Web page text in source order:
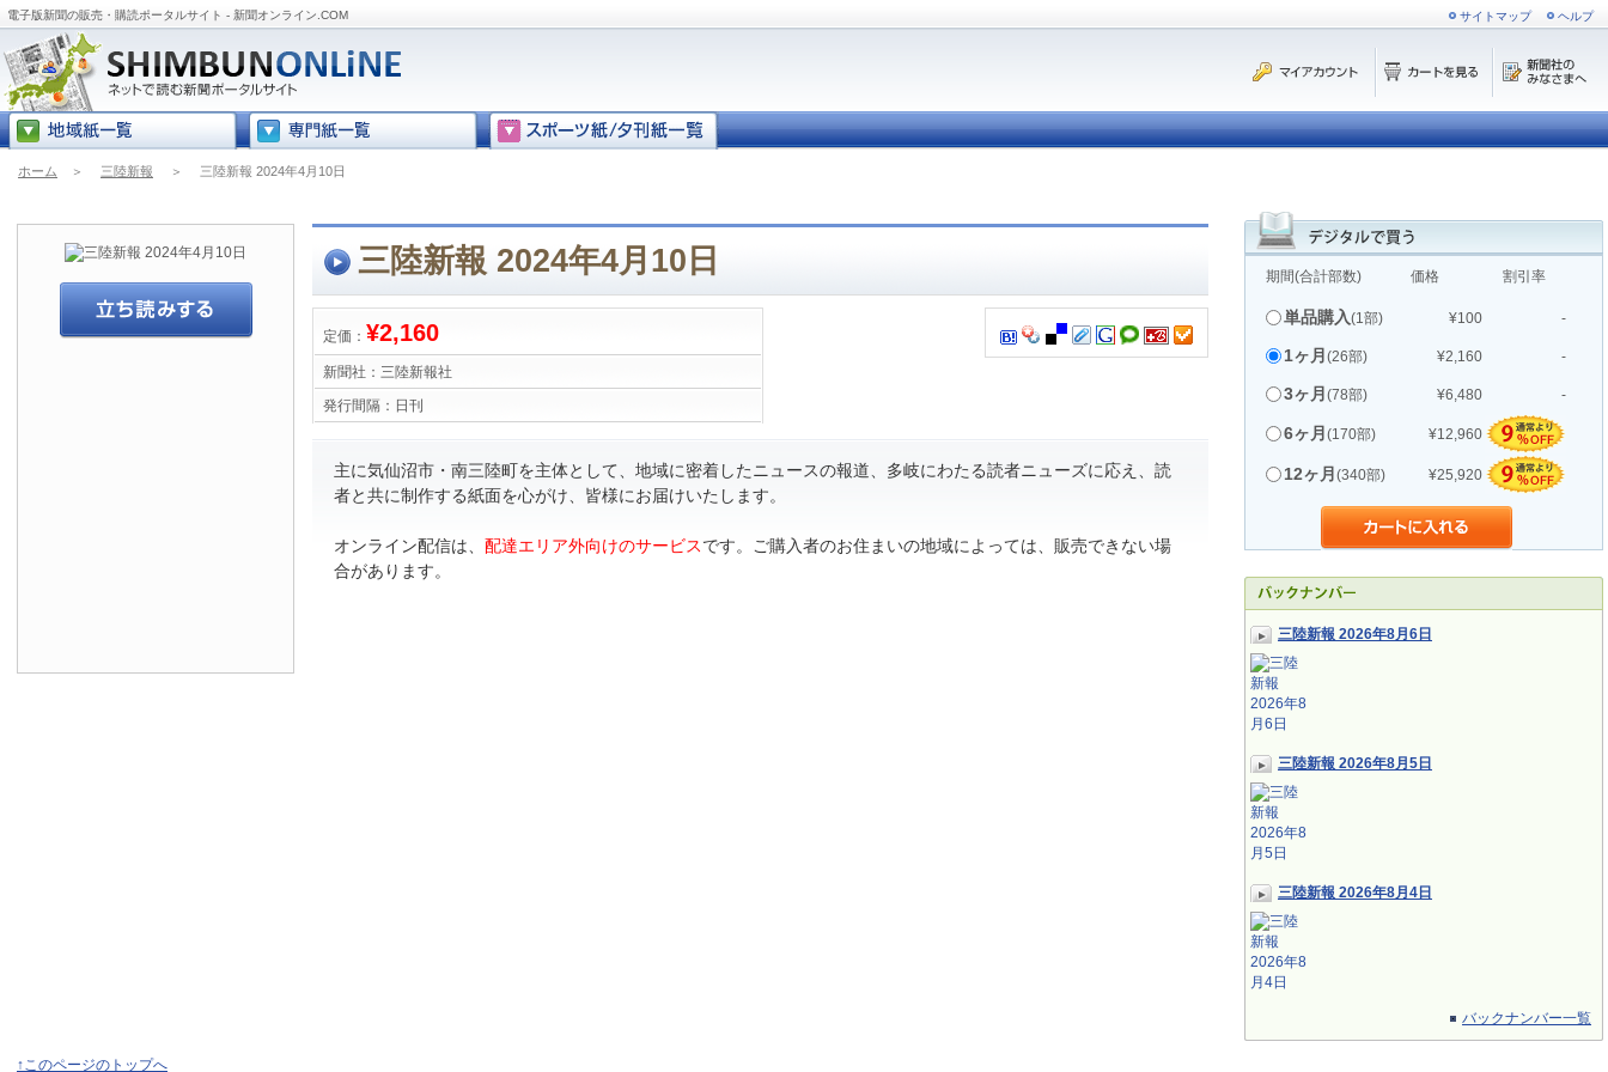
電子版新聞の販売・購読ポータルサイト - 新聞オンライン.COM サイトマップ ヘルプ
ホーム ＞ 三陸新報 ＞ 三陸新報 2024年4月10日
期間(合計部数) 価格 割引率
単品購入(1部) ¥100 -
1ヶ月 (26部) ¥2,160 -
3ヶ月 (78部) ¥6,480 -
6ヶ月 (170部) ¥12,960
12ヶ月 (340部) ¥25,920
三陸新報 2026年8月6日
三陸新報 2026年8月5日
三陸新報 2026年8月4日
バックナンバー一覧
三陸新報 2024年4月10日
定価： ¥2,160
新聞社： 三陸新報社
発行間隔： 日刊
主に気仙沼市・南三陸町を主体として、地域に密着したニュースの報道、多岐にわたる読者ニューズに応え、読
者と共に制作する紙面を心がけ、皆様にお届けいたします。
オンライン配信は、 配達エリア外向けのサービスです。ご購入者のお住まいの地域によっては、販売できない場
合があります。
↑このページのトップへ